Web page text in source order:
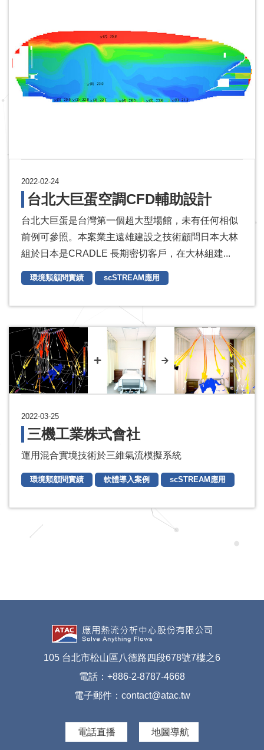
2022-02-24
台北大巨蛋空調CFD輔助設計
台北大巨蛋是台灣第一個超大型場館，未有任何相似
前例可參照。本案業主遠雄建設之技術顧問日本大林
組於日本是CRADLE 長期密切客戶，在大林組建...
環境類顧問實績 scSTREAM應用
2022-03-25
三機工業株式會社
運用混合實境技術於三維氣流模擬系統
環境類顧問實績 軟體導入案例 scSTREAM應用
105 台北市松山區八德路四段678號7樓之6
電話：+886-2-8787-4668
電子郵件： contact@atac.tw
電話直播 地圖導航